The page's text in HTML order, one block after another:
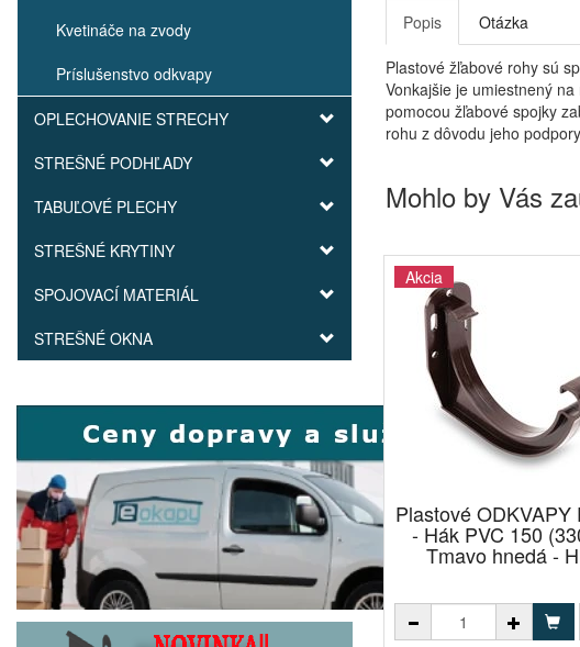
Kvetináče na zvody
Príslušenstvo odkvapy
OPLECHOVANIE STRECHY
STREŠNÉ PODHĽADY
TABUĽOVÉ PLECHY
STREŠNÉ KRYTINY
SPOJOVACÍ MATERIÁL
STREŠNÉ OKNA
Popis Otázka
Plastové žľabové rohy sú
Vonkajšie je umiestnený
pomocou žľabové spojky
rohu z dôvodu jeho
Mohlo by Vás
Akcia
Plastové ODKVAPY
- Hák PVC 150
Tmavo hnedá -